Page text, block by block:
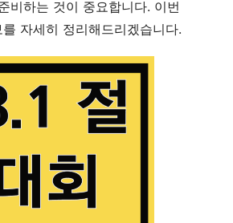
비하는 것이 중요합니다. 이번
자세히 정리해드리겠습니다.